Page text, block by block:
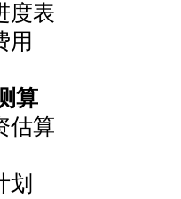
表
算
算